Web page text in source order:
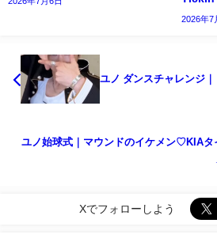
2026年7
ユノ ダンスチャレンジ
ユノ始球式｜マウンドのイケメン♡KIAタ
Xでフォローしよう